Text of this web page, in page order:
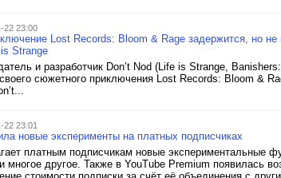
22 23:00
Lost Records: Bloom & Rage задержится, но
Strange
и разработчик Don’t Nod (Life is Strange,
сюжетного приключения Lost Records: Bloom &
22 23:01
новые эксперименты на платных подписчиках
платным подписчикам новые экспериментальные
многое другое. Также в YouTube Premium появилась